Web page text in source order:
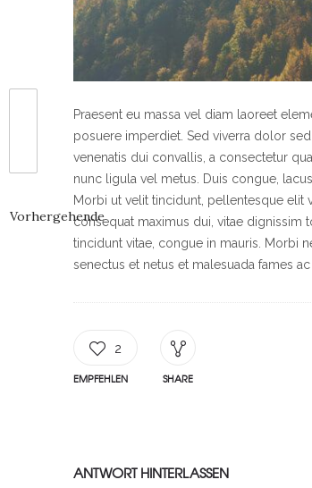
Vorhergehende
Praesent eu massa vel diam laoreet
posuere imperdiet. Sed viverra dolor
venenatis dui convallis, a consectetur
nunc ligula vel metus. Duis congue,
Morbi ut velit tincidunt, pellentesque elit
consequat maximus dui, vitae dignissim
tincidunt vitae, congue in mauris. Morbi
senectus et netus et malesuada fames ac
2
EMPFEHLEN SHARE
ANTWORT HINTERLASSEN